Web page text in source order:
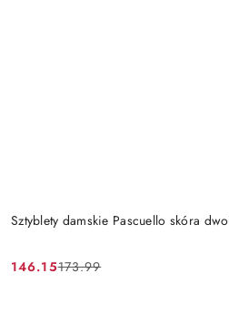
Sztyblety damskie Pascuello skóra
Cena
146.15
Cena
173.99